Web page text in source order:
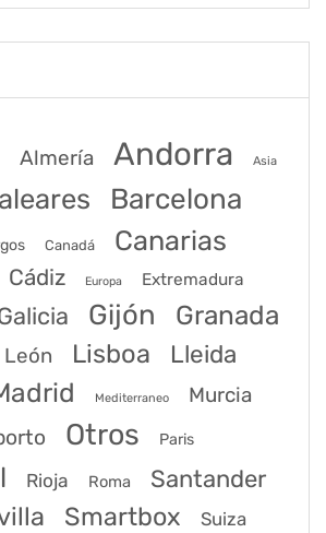
Almería Andorra Asia
Barcelona
Canadá Canarias
Cádiz Europa Extremadura
Gijón Granada
León Lisboa Lleida
Mediterraneo Murcia
Otros Paris
Rioja Roma Santander
Smartbox Suiza